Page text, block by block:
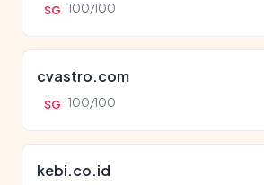
SG 100/100
cvastro.com
SG 100/100
kebi.co.id